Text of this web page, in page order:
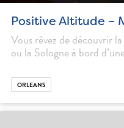
Positive Altitude –
Vous rêvez de découvrir
ou la Sologne à bord
ORLEANS